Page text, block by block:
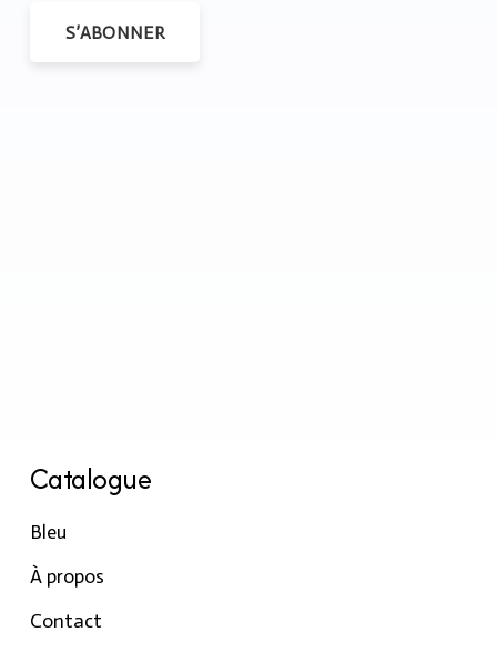
S’ABONNER
Catalogue
Bleu
À propos
Contact